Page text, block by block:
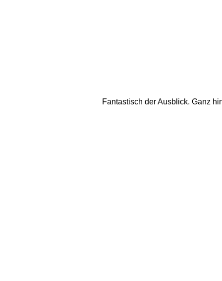
Fantastisch der Ausblick. Ganz